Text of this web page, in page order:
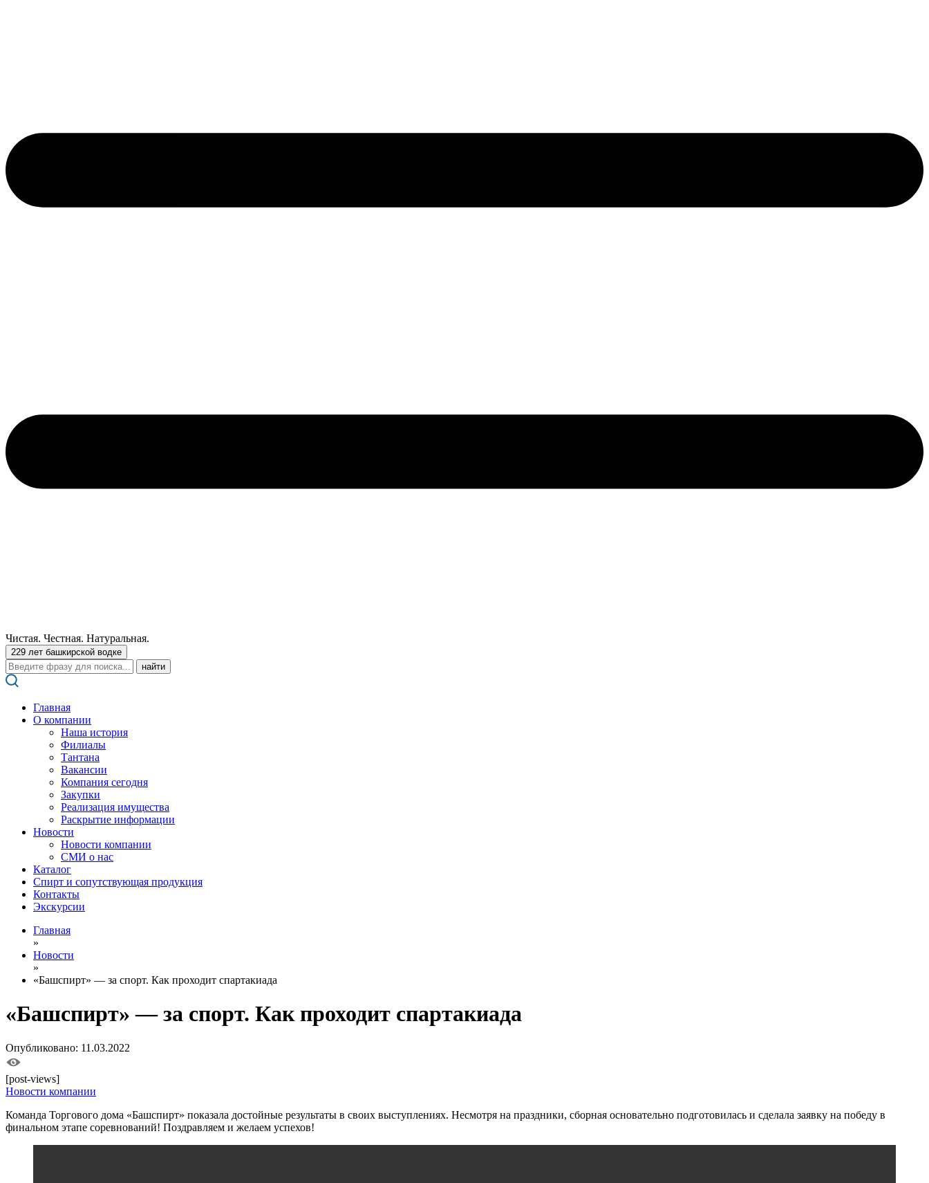
Чистая. Честная. Натуральная.
229 лет башкирской водке
Поиск:
Главная
О компании
Наша история
Филиалы
Тантана
Вакансии
Компания сегодня
Закупки
Реализация имущества
Раскрытие информации
Новости
Новости компании
СМИ о нас
Каталог
Спирт и сопутствующая продукция
Контакты
Экскурсии
Главная
»
Новости
»
«Башспирт» — за спорт. Как проходит спартакиада
«Башспирт» — за спорт. Как проходит спартакиада
Опубликовано: 11.03.2022
[post-views]
Новости компании
Команда Торгового дома «Башспирт» показала достойные результаты в своих выступлениях. Несмотря на праздники, сборная основательно подготовилась и сделала заявку на победу в
финальном этапе соревнований! Поздравляем и желаем успехов!